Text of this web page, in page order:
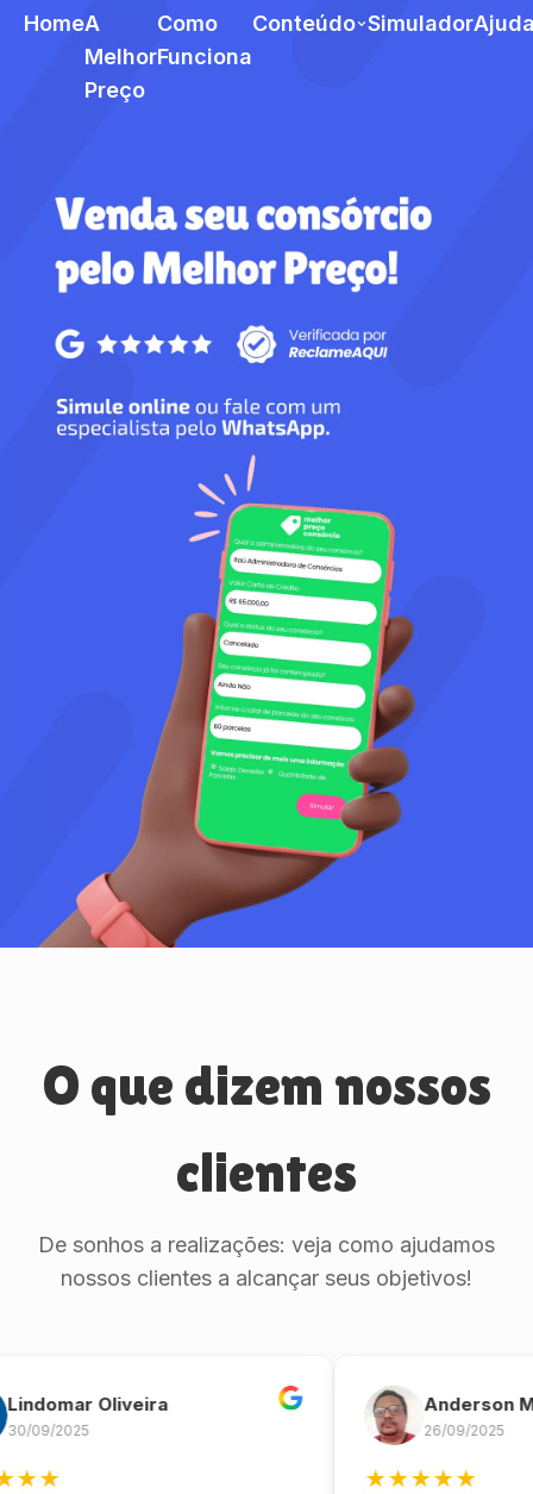
HomeA
Melhor
Preço
Como
Funciona
Conteúdo Simulador
O que dizem nossos
clientes
De sonhos a realizações: veja como ajudamos
nossos clientes a alcançar seus objetivos!
Oliveira
2025
Anderson
26/09/2025
★★★